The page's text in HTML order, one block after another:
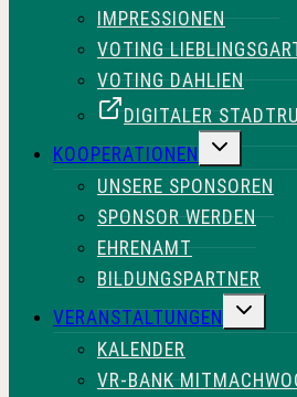
IMPRESSIONEN
VOTING
VOTING DAHLIEN
DIGITALER
KOOPERATIONEN
UNTERMENÜ
UNSERE SPONSOREN
SPONSOR WERDEN
EHRENAMT
BILDUNGSPARTNER
VERANSTALTUNGEN
KALENDER
VR-BANK